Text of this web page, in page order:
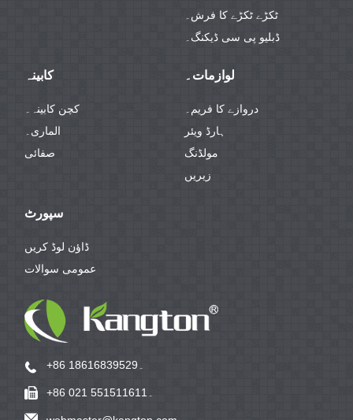
ٹکڑے ٹکڑے کا فرش۔
ڈبلیو پی سی ڈیکنگ۔
کابینہ
کچن کابینہ۔
الماری۔
صفائی
لوازمات۔
دروازے کا فریم۔
ہارڈ ویئر
مولڈنگ
زیریں
سپورٹ
ڈاؤن لوڈ کریں
عمومی سوالات